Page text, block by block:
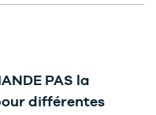
PAS la
différentes